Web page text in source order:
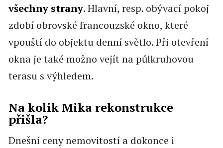
všechny strany. Hlavní, resp. obývací pokoj
zdobí obrovské francouzské okno, které
vpouští do objektu denní světlo. Při otevření
okna je také možno vejít na půlkruhovou
terasu s výhledem.
Na kolik Mika rekonstrukce
přišla?
Dnešní ceny nemovitostí a dokonce i